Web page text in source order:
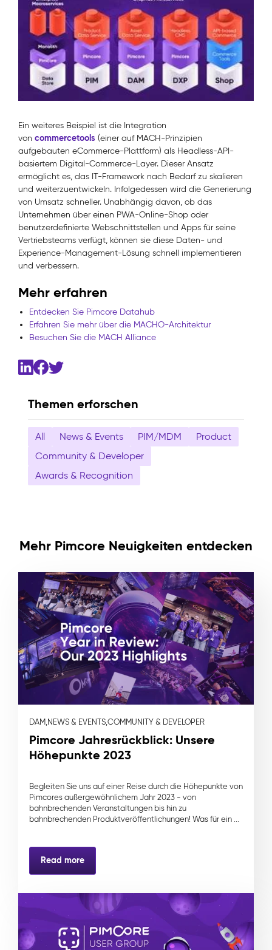
Themen erforschen
All News & Events PIM/MDM
Product
Community & Developer
Awards & Recognition
Ein weiteres Beispiel ist die Integration
von commercetools (einer auf MACH-Prinzipien
aufgebauten eCommerce-Plattform) als Headless-API-
basiertem Digital-Commerce-Layer. Dieser Ansatz
ermöglicht es, das IT-Framework nach Bedarf zu skalieren
und weiterzuentwickeln. Infolgedessen wird die Generierung
von Umsatz schneller. Unabhängig davon, ob das
Unternehmen über einen PWA-Online-Shop oder
benutzerdefinierte Webschnittstellen und Apps für seine
Vertriebsteams verfügt, können sie diese Daten- und
Experience-Management-Lösung schnell implementieren
und verbessern.
Mehr erfahren
Entdecken Sie Pimcore Datahub
Erfahren Sie mehr über die MACHO-Architektur
Besuchen Sie die MACH Alliance
Mehr Pimcore Neuigkeiten entdecken
DAM, NEWS & EVENTS, COMMUNITY & DEVELOPER
Pimcore Jahresrückblick: Unsere
Höhepunkte 2023
Begleiten Sie uns auf einer Reise durch die Höhepunkte von
Pimcores außergewöhnlichem Jahr 2023 - von
bahnbrechenden Veranstaltungen bis hin zu
bahnbrechenden Produktveröffentlichungen! Was für ein ...
Read more